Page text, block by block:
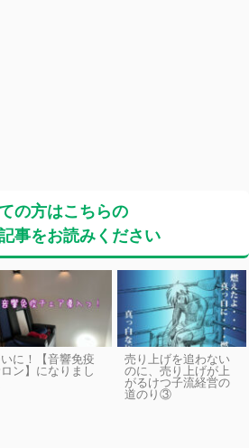
の方はこちらの
事をお読みください
に！【音響免疫
ン】になりまし
売り上げを追わない
のに、売り上げが上
がるけつ子流経営の
道のり③